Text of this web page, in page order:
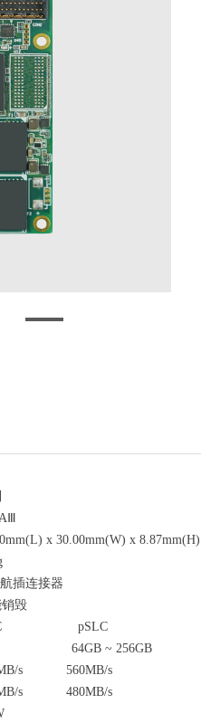
30.00mm(W) x 8.87mm(H)
接器
毁
pSLC
~ 256GB
s 560MB/s
s 480MB/s